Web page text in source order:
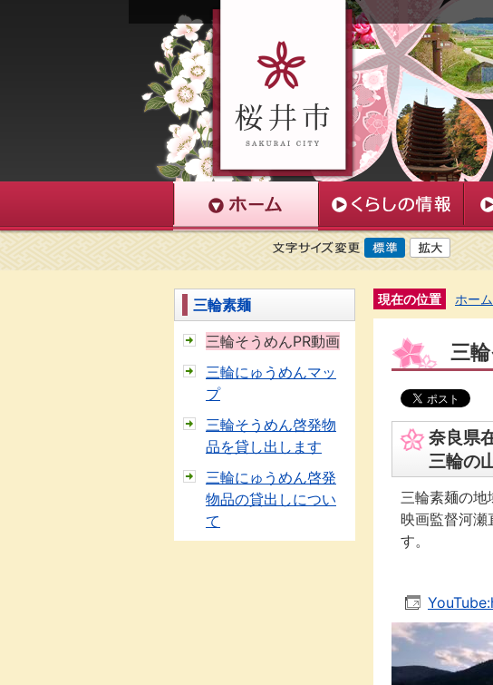
三輪素麺
三輪そうめんPR動画
三輪にゅうめんマッ
プ
三輪そうめん啓発物
品を貸し出します
三輪にゅうめん啓発
物品の貸出しについ
て
現在の位置 ホーム
三
奈良県
三輪の
三輪素麺の地
映画監督河瀬
す。